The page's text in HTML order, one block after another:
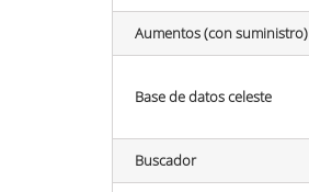
Aumentos (con suministro)
Base de datos celeste
Buscador